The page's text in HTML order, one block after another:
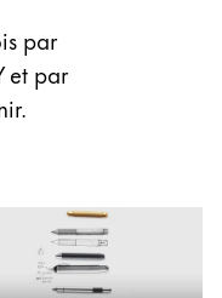
par
et par